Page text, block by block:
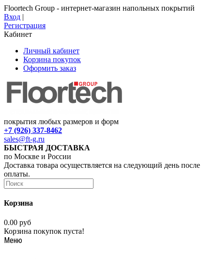
Floortech Group - интернет-магазин напольных покрытий
Вход |
Регистрация
Кабинет
Личный кабинет
Корзина покупок
Оформить заказ
покрытия любых размеров и форм
+7 (926) 337-8462
sales@ft-g.ru
БЫСТРАЯ ДОСТАВКА
по Москве и России
Доставка товара осуществляется на следующий день после
оплаты.
Корзина
0.00 руб
Корзина покупок пуста!
Меню